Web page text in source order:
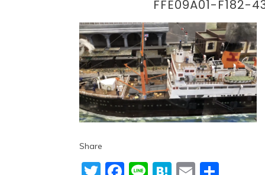
FFE09A01-F182-
Share